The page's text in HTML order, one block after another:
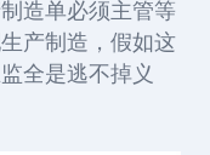
造单必须主管等
产制造，假如这
全是逃不掉义